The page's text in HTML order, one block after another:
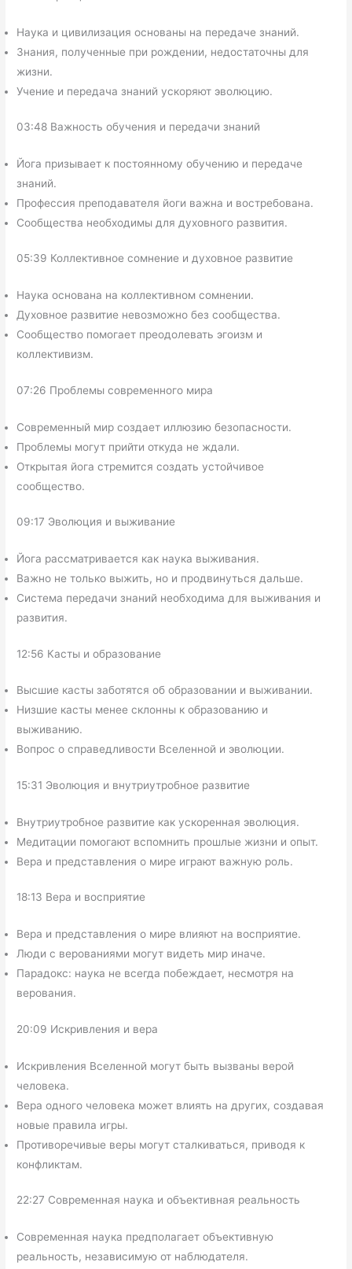
Наука и цивилизация основаны на передаче знаний.
Знания, полученные при рождении, недостаточны для
жизни.
Учение и передача знаний ускоряют эволюцию.
03:48 Важность обучения и передачи знаний
Йога призывает к постоянному обучению и передаче
знаний.
Профессия преподавателя йоги важна и востребована.
Сообщества необходимы для духовного развития.
05:39 Коллективное сомнение и духовное развитие
Наука основана на коллективном сомнении.
Духовное развитие невозможно без сообщества.
Сообщество помогает преодолевать эгоизм и
коллективизм.
07:26 Проблемы современного мира
Современный мир создает иллюзию безопасности.
Проблемы могут прийти откуда не ждали.
Открытая йога стремится создать устойчивое
сообщество.
09:17 Эволюция и выживание
Йога рассматривается как наука выживания.
Важно не только выжить, но и продвинуться дальше.
Система передачи знаний необходима для выживания и
развития.
12:56 Касты и образование
Высшие касты заботятся об образовании и выживании.
Низшие касты менее склонны к образованию и
выживанию.
Вопрос о справедливости Вселенной и эволюции.
15:31 Эволюция и внутриутробное развитие
Внутриутробное развитие как ускоренная эволюция.
Медитации помогают вспомнить прошлые жизни и опыт.
Вера и представления о мире играют важную роль.
18:13 Вера и восприятие
Вера и представления о мире влияют на восприятие.
Люди с верованиями могут видеть мир иначе.
Парадокс: наука не всегда побеждает, несмотря на
верования.
20:09 Искривления и вера
Искривления Вселенной могут быть вызваны верой
человека.
Вера одного человека может влиять на других, создавая
новые правила игры.
Противоречивые веры могут сталкиваться, приводя к
конфликтам.
22:27 Современная наука и объективная реальность
Современная наука предполагает объективную
реальность, независимую от наблюдателя.